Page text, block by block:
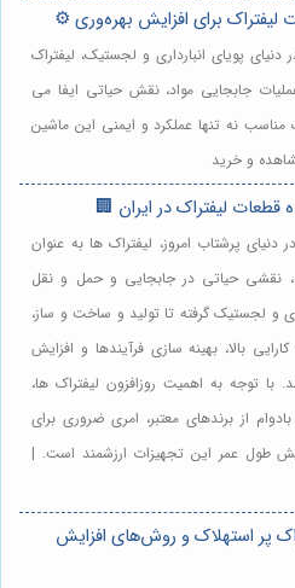
پویای انبارداری و لجستیک، لیفتراک
جابجایی مواد، نقش حیاتی ایفا می
مناسب نه تنها عملکرد و ایمنی این ماشین
و خرید
دنیای پرشتاب امروز، لیفتراک ها به عنوان
نقشی حیاتی در جابجایی و حمل و نقل
و لجستیک گرفته تا تولید و ساخت و ساز،
بالا، بهینه سازی فرآیندها و افزایش
با توجه به اهمیت روزافزون لیفتراک ها،
از برندهای معتبر، امری ضروری برای
طول عمر این تجهیزات ارزشمند است. |
لیفتراک پر استهلاک و روش‌های افزایش